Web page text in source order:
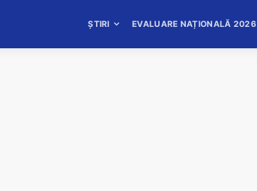
ȘTIRI EVALUARE NAȚIONALĂ 2026